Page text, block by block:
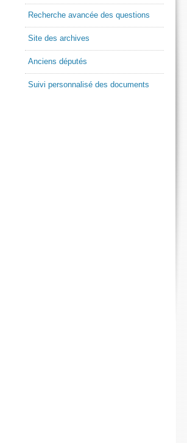
Recherche avancée des questions
Site des archives
Anciens députés
Suivi personnalisé des documents